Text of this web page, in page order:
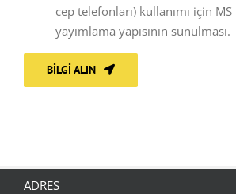
cep telefonları) kullanımı için
yayımlama yapısının sunulması.
BILGI ALIN
ADRES